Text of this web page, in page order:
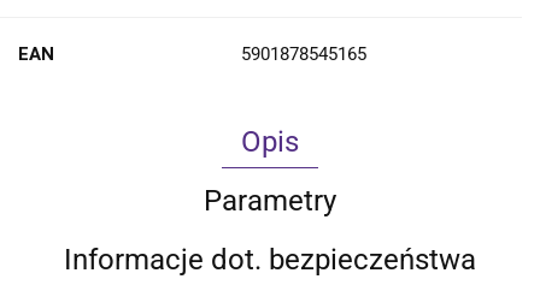
EAN 5901878545165
Opis
Parametry
Informacje dot. bezpieczeństwa